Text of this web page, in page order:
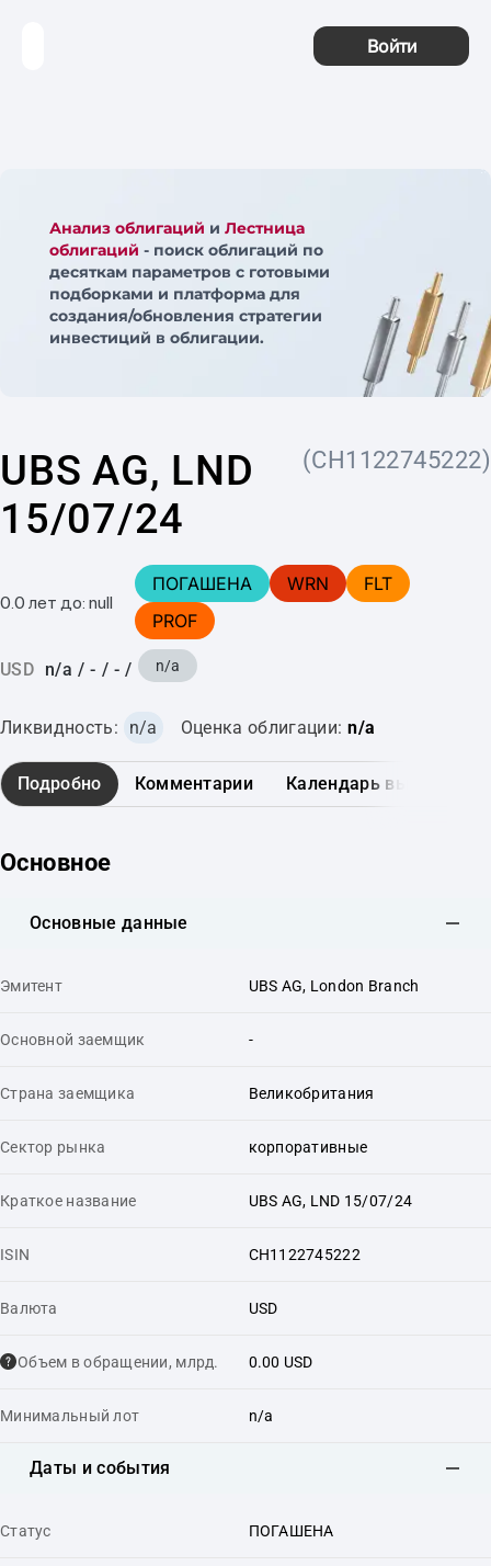
Войти
Анализ облигаций и Лестница
облигаций - поиск облигаций по
десяткам параметров с готовыми
подборками и платформа для
создания/обновления стратегии
инвестиций в облигации.
UBS AG, LND
15/07/24
(CH1122745222)
0.0 лет до: null
ПОГАШЕНА WRN
FLT
PROF
USD n/a / - / - / n/a
Ликвидность: n/a Оценка облигации: n/a
Подробно Комментарии Календарь выплат
Основное
Основные данные
Эмитент UBS AG, London Branch
Основной заемщик -
Страна заемщика Великобритания
Сектор рынка корпоративные
Краткое название UBS AG, LND 15/07/24
ISIN CH1122745222
Валюта USD
Объем в обращении, млрд. 0.00 USD
Минимальный лот n/a
Даты и события
Статус ПОГАШЕНА